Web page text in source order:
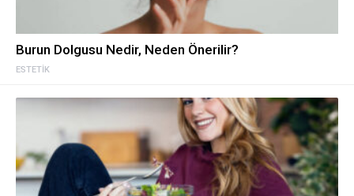
ESTETIK
Burun Dolgusu Nedir, Neden Önerilir?